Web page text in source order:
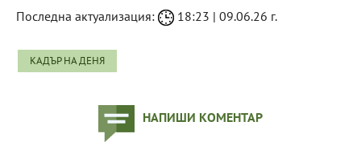
Последна актуализация: 18:23 | 09.06.26 г.
КАДЪР НА ДЕНЯ
НАПИШИ КОМЕНТАР